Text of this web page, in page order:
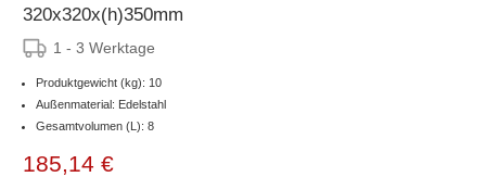
320x320x(h)350mm
1 - 3 Werktage
Produktgewicht (kg): 10
Außenmaterial: Edelstahl
Gesamtvolumen (L): 8
185,14 €